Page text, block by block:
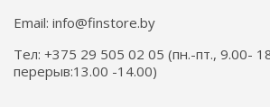
Email: info@finstore.by
Тел: +375 29 505 02 05 (пн.-пт., 9.00-
перерыв:13.00 -14.00)